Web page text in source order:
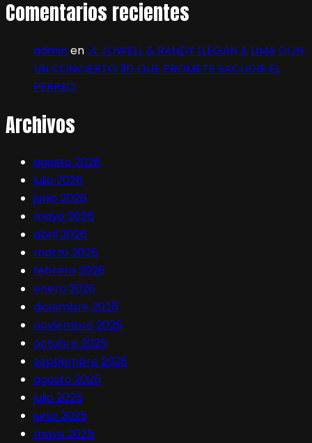
Comentarios recientes
adminen 🎶 JOWELL & RANDY LLEGAN A LIMA CON
UN CONCIERTO 3D QUE PROMETE SACUDIR EL
PERREO:
Archivos
agosto 2026
julio 2026
junio 2026
mayo 2026
abril 2026
marzo 2026
febrero 2026
enero 2026
diciembre 2025
noviembre 2025
octubre 2025
septiembre 2025
agosto 2025
julio 2025
junio 2025
mayo 2025